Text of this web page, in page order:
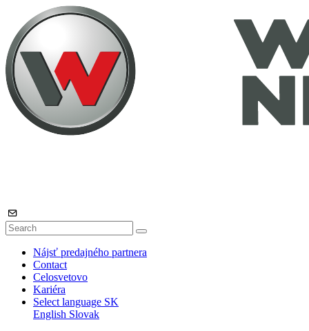
Nájsť predajného partnera
Contact
Celosvetovo
Kariéra
Select language SK
English Slovak